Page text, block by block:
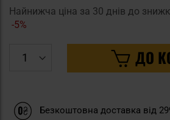
Найнижча ціна за 30 днів до
-5%
ДО
Безкоштовна доставка від